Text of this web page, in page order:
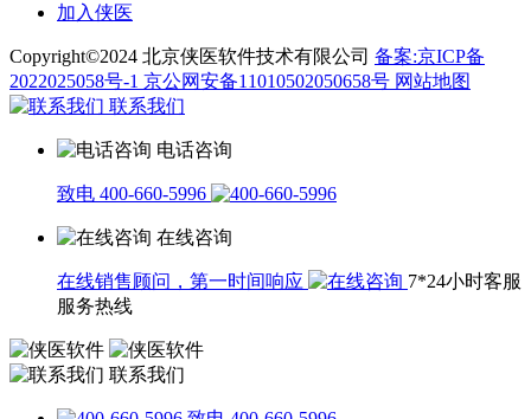
加入侠医
Copyright©2024 北京侠医软件技术有限公司 备案:京ICP备
2022025058号-1 京公网安备11010502050658号 网站地图
联系我们
电话咨询
致电 400-660-5996
在线咨询
在线销售顾问，第一时间响应
7*24小时客服
服务热线
联系我们